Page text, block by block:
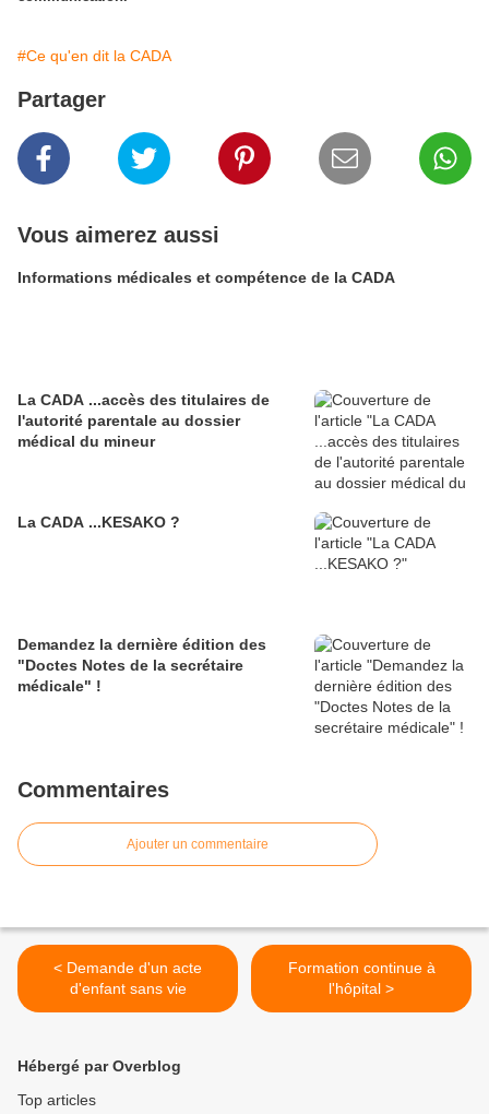
#Ce qu'en dit la CADA
Partager
Vous aimerez aussi
Informations médicales et compétence de la CADA
La CADA ...accès des titulaires de
l'autorité parentale au dossier
médical du mineur
La CADA ...KESAKO ?
Demandez la dernière édition des
"Doctes Notes de la secrétaire
médicale" !
Commentaires
Ajouter un commentaire
< Demande d'un acte
d'enfant sans vie
Formation continue à
l'hôpital >
Hébergé par Overblog
Top articles